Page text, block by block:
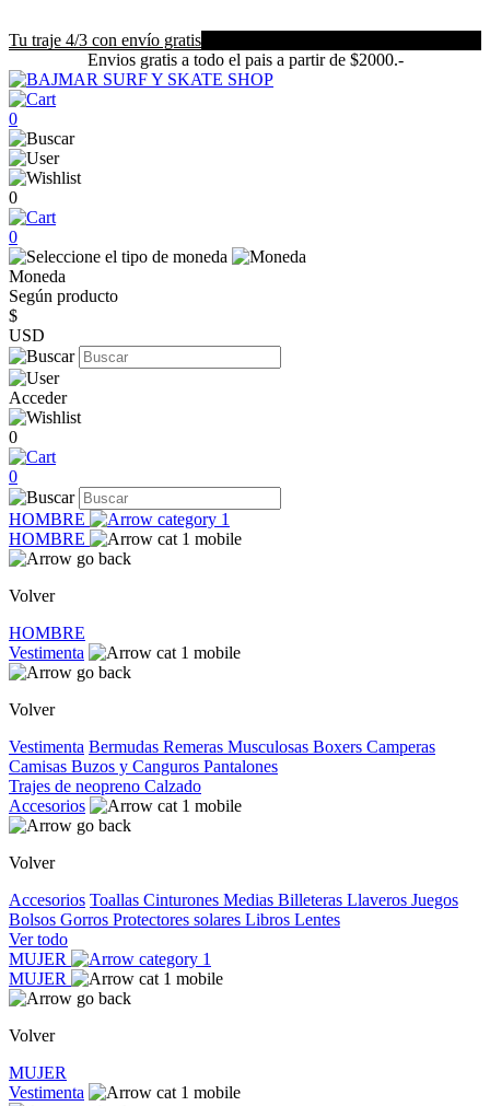
Tu traje 4/3 con envío gratis
Envios gratis a todo el pais a partir de $2000.-
0
0
0
Moneda
Según producto
$
USD
Acceder
0
0
HOMBRE
HOMBRE
Volver
HOMBRE
Vestimenta
Volver
Vestimenta Bermudas Remeras Musculosas Boxers Camperas
Camisas Buzos y Canguros Pantalones
Trajes de neopreno Calzado
Accesorios
Volver
Accesorios Toallas Cinturones Medias Billeteras Llaveros Juegos
Bolsos Gorros Protectores solares Libros Lentes
Ver todo
MUJER
MUJER
Volver
MUJER
Vestimenta